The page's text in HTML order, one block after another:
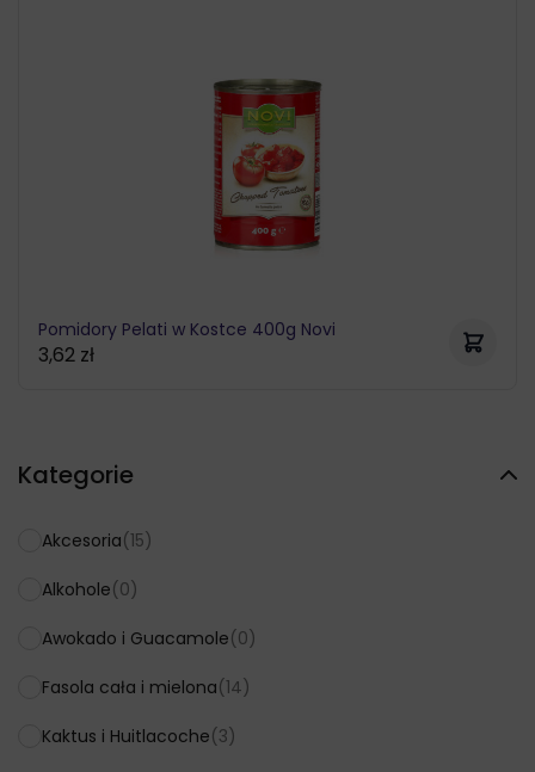
Kategorie
Akcesoria(15)
Alkohole(0)
Awokado i Guacamole(0)
Fasola cała i mielona(14)
Kaktus i Huitlacoche(3)
Pomidory Pelati w Kostce 400g Novi
3,62 zł